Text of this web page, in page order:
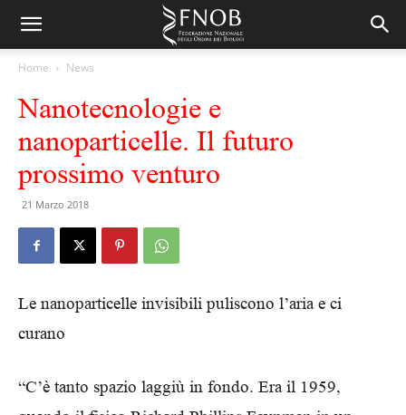
Home News
Nanotecnologie e
nanoparticelle. Il futuro
prossimo venturo
21 Marzo 2018
Le nanoparticelle invisibili puliscono l’aria e ci
curano
“C’è tanto spazio laggiù in fondo. Era il 1959,